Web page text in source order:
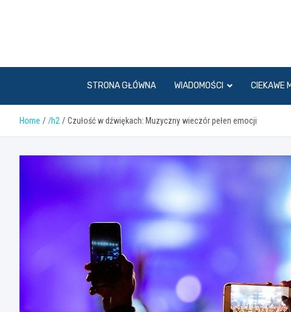
STRONA GŁÓWNA WIADOMOŚCI CIEKAWE
Home /h2 Czułość w dźwiękach: Muzyczny wieczór pełen emocji